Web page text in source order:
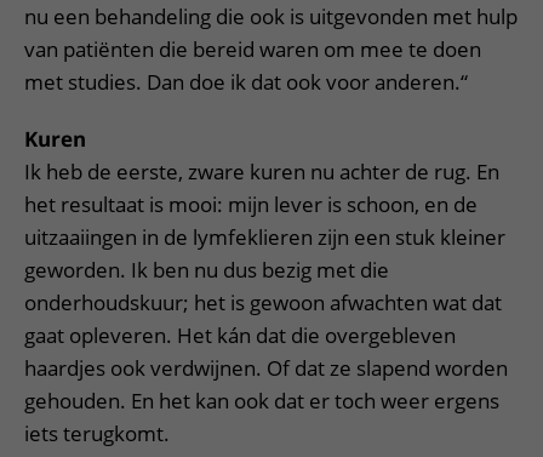
nu een behandeling die ook is uitgevonden met hulp
van patiënten die bereid waren om mee te doen
met studies. Dan doe ik dat ook voor anderen.“
Kuren
Ik heb de eerste, zware kuren nu achter de rug. En
het resultaat is mooi: mijn lever is schoon, en de
uitzaaiingen in de lymfeklieren zijn een stuk kleiner
geworden. Ik ben nu dus bezig met die
onderhoudskuur; het is gewoon afwachten wat dat
gaat opleveren. Het kán dat die overgebleven
haardjes ook verdwijnen. Of dat ze slapend worden
gehouden. En het kan ook dat er toch weer ergens
iets terugkomt.